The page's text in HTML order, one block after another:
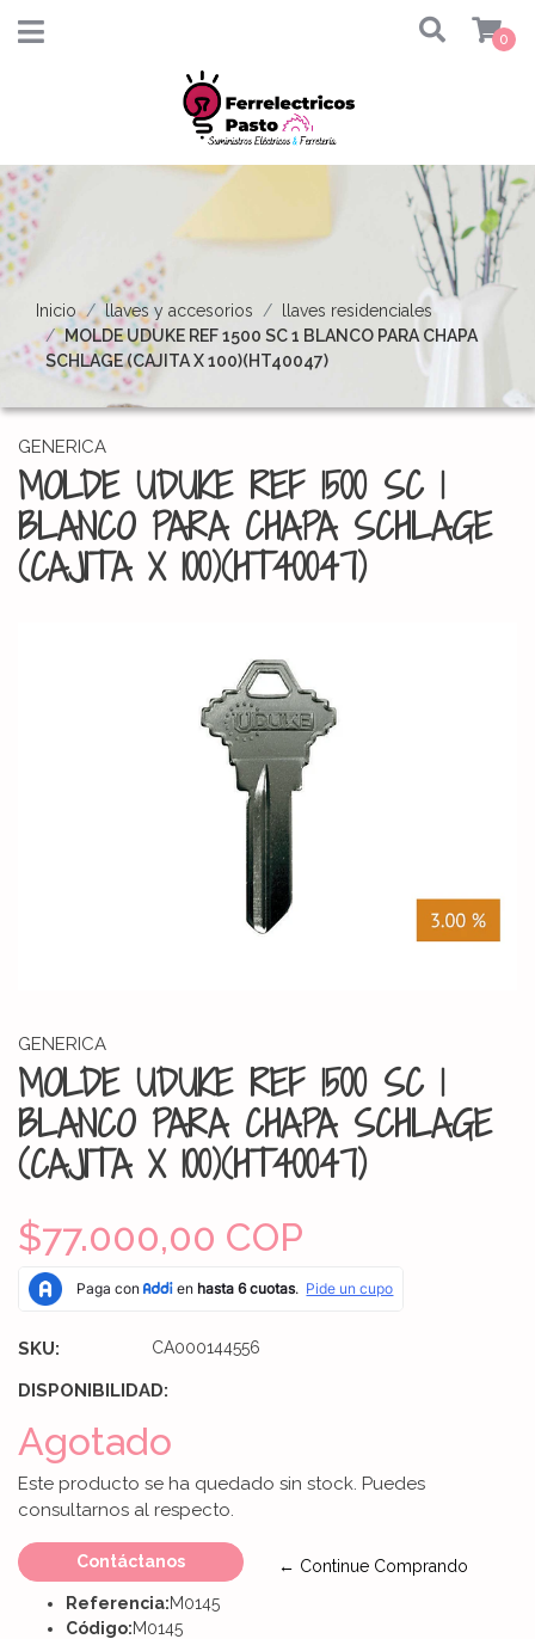
0
Inicio llaves y accesorios
llaves residenciales
MOLDE UDUKE REF 1500 SC 1 BLANCO PARA CHAPA
SCHLAGE (CAJITA X 100)(HT40047)
GENERICA
MOLDE UDUKE REF 1500 SC 1
BLANCO PARA CHAPA SCHLAGE
(CAJITA X 100)(HT40047)
GENERICA
MOLDE UDUKE REF 1500 SC 1
BLANCO PARA CHAPA SCHLAGE
(CAJITA X 100)(HT40047)
$77.000,00 COP
SKU: CA000144556
DISPONIBILIDAD:
Agotado
Este producto se ha quedado sin stock. Puedes
consultarnos al respecto.
Contáctanos
← Continue Comprando
Referencia:M0145
Código:M0145